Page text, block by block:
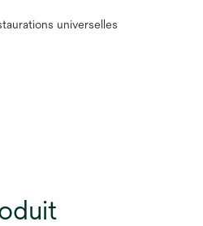
universelles